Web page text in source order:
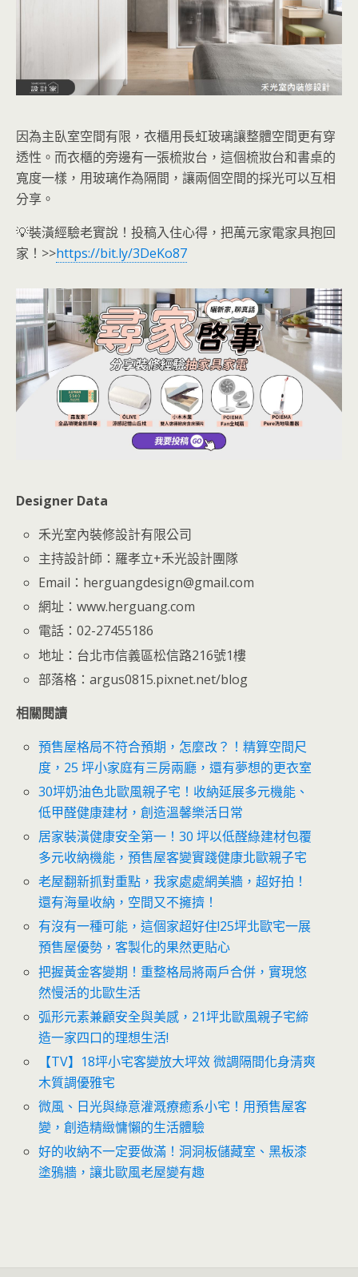
因為主臥室空間有限，衣櫃用長虹玻璃讓整體空間更有穿
透性。而衣櫃的旁邊有一張梳妝台，這個梳妝台和書桌的
寬度一樣，用玻璃作為隔間，讓兩個空間的採光可以互相
分享。
💡裝潢經驗老實說！投稿入住心得，把萬元家電家具抱回
家！>>https://bit.ly/3DeKo87
Designer Data
禾光室內裝修設計有限公司
主持設計師：羅孝立+禾光設計團隊
Email：herguangdesign@gmail.com
網址：www.herguang.com
電話：02-27455186
地址：台北市信義區松信路216號1樓
部落格：argus0815.pixnet.net/blog
相關閱讀
預售屋格局不符合預期，怎麼改？！精算空間尺
度，25 坪小家庭有三房兩廳，還有夢想的更衣室
30坪奶油色北歐風親子宅！收納延展多元機能、
低甲醛健康建材，創造溫馨樂活日常
居家裝潢健康安全第一！30 坪以低醛綠建材包覆
多元收納機能，預售屋客變實踐健康北歐親子宅
老屋翻新抓對重點，我家處處網美牆，超好拍！
還有海量收納，空間又不擁擠！
有沒有一種可能，這個家超好住!25坪北歐宅一展
預售屋優勢，客製化的果然更貼心
把握黃金客變期！重整格局將兩戶合併，實現悠
然慢活的北歐生活
弧形元素兼顧安全與美感，21坪北歐風親子宅締
造一家四口的理想生活!
【TV】18坪小宅客變放大坪效 微調隔間化身清爽
木質調優雅宅
微風、日光與綠意灌溉療癒系小宅！用預售屋客
變，創造精緻慵懶的生活體驗
好的收納不一定要做滿！洞洞板儲藏室、黑板漆
塗鴉牆，讓北歐風老屋變有趣